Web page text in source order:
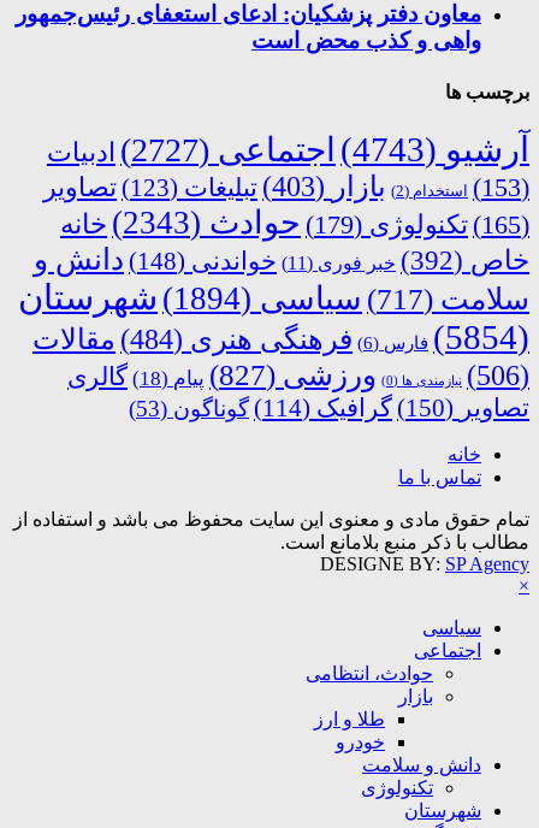
معاون دفتر پزشکیان: ادعای استعفای رئیس‌جمهور
واهی و کذب محض است
برچسب ها
آرشیو (4743) اجتماعی (2727)
ادبیات
(153)
استخدام (2) بازار (403) تبلیغات (123)
تصاویر
(165)
تکنولوژی (179) حوادث (2343)
خانه
خاص (392) خبر فوری (11) خواندنی (148)
دانش و
سلامت (717) سیاسی (1894)
شهرستان
(5854)
فارس (6) فرهنگی هنری (484)
مقالات
(506)
نیازمندی ها (0) ورزشی (827) پیام (18)
گالری
تصاویر (150) گرافیک (114) گوناگون (53)
خانه
تماس با ما
تمام حقوق مادی و معنوی این سایت محفوظ می باشد و استفاده از
مطالب با ذکر منبع بلامانع است.
DESIGNE BY: SP Agency
×
سیاسی
اجتماعی
حوادث، انتظامی
بازار
طلا و ارز
خودرو
دانش و سلامت
تکنولوژی
شهرستان